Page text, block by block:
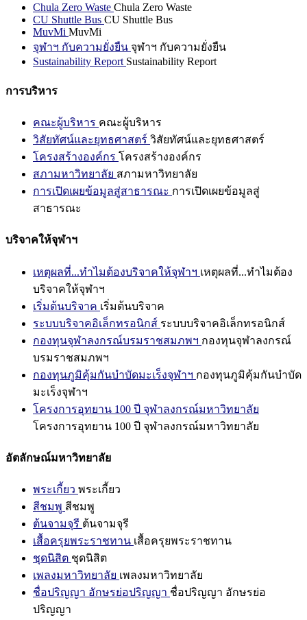
Chula Zero Waste Chula Zero Waste
CU Shuttle Bus CU Shuttle Bus
MuvMi MuvMi
จุฬาฯ กับความยั่งยืน จุฬาฯ กับความยั่งยืน
Sustainability Report Sustainability Report
การบริหาร
คณะผู้บริหาร คณะผู้บริหาร
วิสัยทัศน์และยุทธศาสตร์ วิสัยทัศน์และยุทธศาสตร์
โครงสร้างองค์กร โครงสร้างองค์กร
สภามหาวิทยาลัย สภามหาวิทยาลัย
การเปิดเผยข้อมูลสู่สาธารณะ การเปิดเผยข้อมูลสู่
สาธารณะ
บริจาคให้จุฬาฯ
เหตุผลที่...ทำไมต้องบริจาคให้จุฬาฯ เหตุผลที่...ทำไมต้อง
บริจาคให้จุฬาฯ
เริ่มต้นบริจาค เริ่มต้นบริจาค
ระบบบริจาคอิเล็กทรอนิกส์ ระบบบริจาคอิเล็กทรอนิกส์
กองทุนจุฬาลงกรณ์บรมราชสมภพฯ กองทุนจุฬาลงกรณ์
บรมราชสมภพฯ
กองทุนภูมิคุ้มกันบำบัดมะเร็งจุฬาฯ กองทุนภูมิคุ้มกันบำบัด
มะเร็งจุฬาฯ
โครงการอุทยาน 100 ปี จุฬาลงกรณ์มหาวิทยาลัย
โครงการอุทยาน 100 ปี จุฬาลงกรณ์มหาวิทยาลัย
อัตลักษณ์มหาวิทยาลัย
พระเกี้ยว พระเกี้ยว
สีชมพู สีชมพู
ต้นจามจุรี ต้นจามจุรี
เสื้อครุยพระราชทาน เสื้อครุยพระราชทาน
ชุดนิสิต ชุดนิสิต
เพลงมหาวิทยาลัย เพลงมหาวิทยาลัย
ชื่อปริญญา อักษรย่อปริญญา ชื่อปริญญา อักษรย่อ
ปริญญา